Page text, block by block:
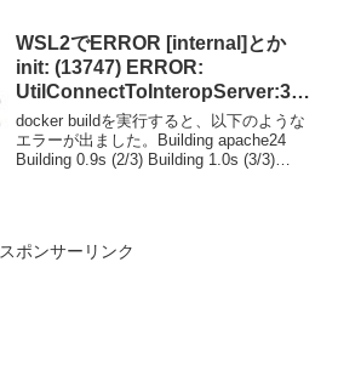
とにしました。そこ...
WSL2でERROR [internal]とか
init: (13747) ERROR:
UtilConnectToInteropServer:30
7などのエラー
docker buildを実行すると、以下のような
エラーが出ました。Building apache24
Building 0.9s (2/3) Building 1.0s (3/3)
スポンサーリンク